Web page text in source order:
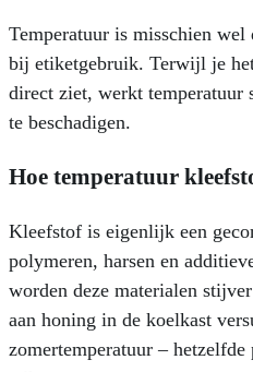
Temperatuur is misschien wel
bij etiketgebruik. Terwijl je
direct ziet, werkt temperatuur
te beschadigen.
Hoe temperatuur
Kleefstof is eigenlijk een
polymeren, harsen en
worden deze materialen
aan honing in de koelkast
zomertemperatuur –